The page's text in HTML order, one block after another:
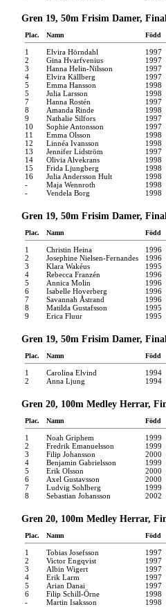
Gren 19, 50m Frisim Damer,
Plac. Namn Född
1 Elvira Hörndahl
1997
2
Gina Hvarfvenius
1997
3
Hanna Helin-Nilsson
1997
4
Elvira Källberg
1997
5
Emma Hansson
1998
5
Julia Larsson
1998
7
Hanna Rostén
1997
8
Amanda Rinde
1998
9
Nathalie Silfors
1997
10
Sophie Antonsson
1997
11
Emma Olsson
1998
12
Linnéa Ivansson
1998
13
Jennifer Lidström
1997
14
Olivia Alvekrans
1998
15
Frida Ljungberg
1998
16
Julia Andersson Hult
1998
-
Maja Wennroth
1998
-
Vendela Borg 1998
Gren 19, 50m Frisim Damer,
Plac. Namn Född
1 Christin Heina
1996
2
Josephine Nielsen-Fernandes
1996
3
Klara Wakéus
1995
4
Rebecca Franzén
1996
5
Annica Molin
1996
6
Isabelle Hoverberg
1996
7
Savannah Åstrand
1996
8
Matilda Gustafsson
1995
9
Erica Fluur 1995
Gren 19, 50m Frisim Damer,
Plac. Namn Född
1 Carolina Elvind
1994
2
Anna Ljung 1994
Gren 20, 100m Medley Herrar,
Plac. Namn Född
1 Noah Griphem
1999
2
Fredrik Emanuelsson
1999
3
Filip Johansson
2000
4
Benjamin Gabrielsson
1999
5
Erik Olsson
2000
6
Axel Gustavsson
2000
7
Ludvig Sohlberg
1999
8
Sebastian Johansson 2002
Gren 20, 100m Medley Herrar,
Plac. Namn Född
1 Tobias Josefsson
1997
2
Victor Engqvist
1997
3
Albin Wigert
1997
4
Erik Larm
1997
5
Arian Danai
1997
6
Filip Schill-Örne
1998
-
Martin Isaksson 1998